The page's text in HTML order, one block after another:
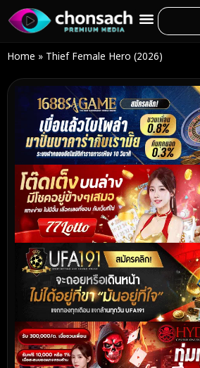
Home » Thief Female Hero (2026)